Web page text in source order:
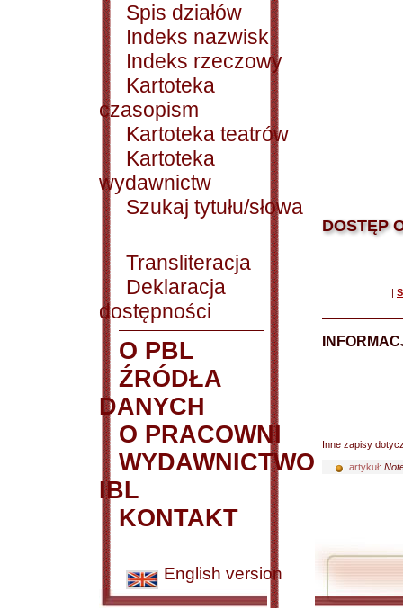
Spis działów
Indeks nazwisk
Indeks rzeczowy
Kartoteka
czasopism
Kartoteka teatrów
Kartoteka
wydawnictw
Szukaj tytułu/słowa
Transliteracja
Deklaracja
dostępności
O PBL
ŹRÓDŁA
DANYCH
O PRACOWNI
WYDAWNICTWO
IBL
KONTAKT
English version
DOSTĘP
|
Inne zapisy
artykuł: